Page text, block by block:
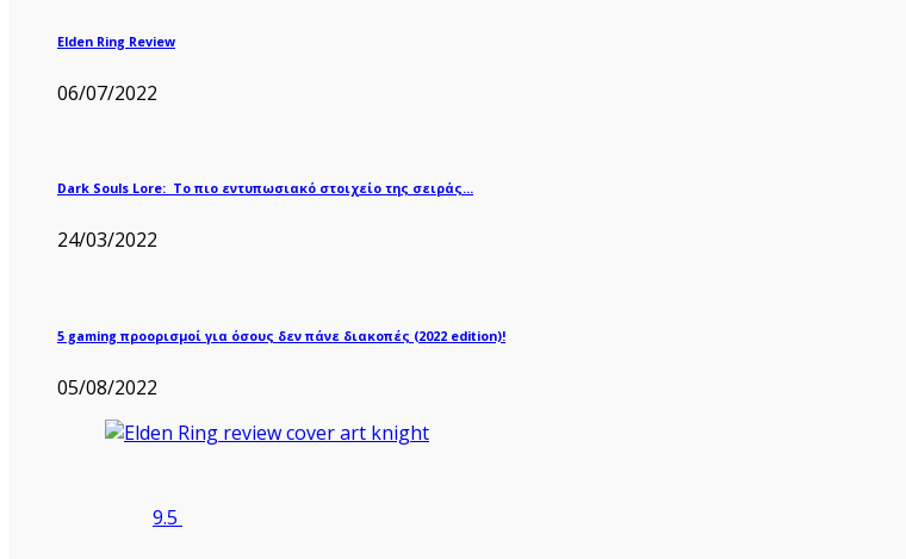
Elden Ring Review
06/07/2022
Dark Souls Lore: Το πιο εντυπωσιακό στοιχείο της σειράς…
24/03/2022
5 gaming προορισμοί για όσους δεν πάνε διακοπές (2022 edition)!
05/08/2022
9.5